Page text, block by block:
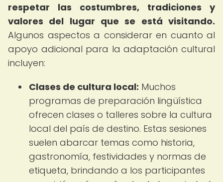
respetar las costumbres, tradiciones y
valores del lugar que se está visitando.
Algunos aspectos a considerar en cuanto al
apoyo adicional para la adaptación cultural
incluyen:
Clases de cultura local: Muchos
programas de preparación lingüística
ofrecen clases o talleres sobre la cultura
local del país de destino. Estas sesiones
suelen abarcar temas como historia,
gastronomía, festividades y normas de
etiqueta, brindando a los participantes